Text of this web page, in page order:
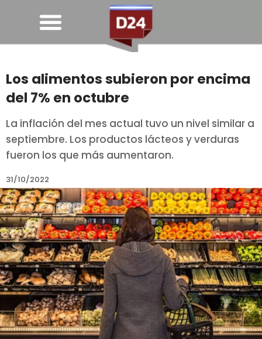
Los alimentos subieron por encima
del 7% en octubre
La inflación del mes actual tuvo un nivel similar a
septiembre. Los productos lácteos y verduras
fueron los que más aumentaron.
31/10/2022